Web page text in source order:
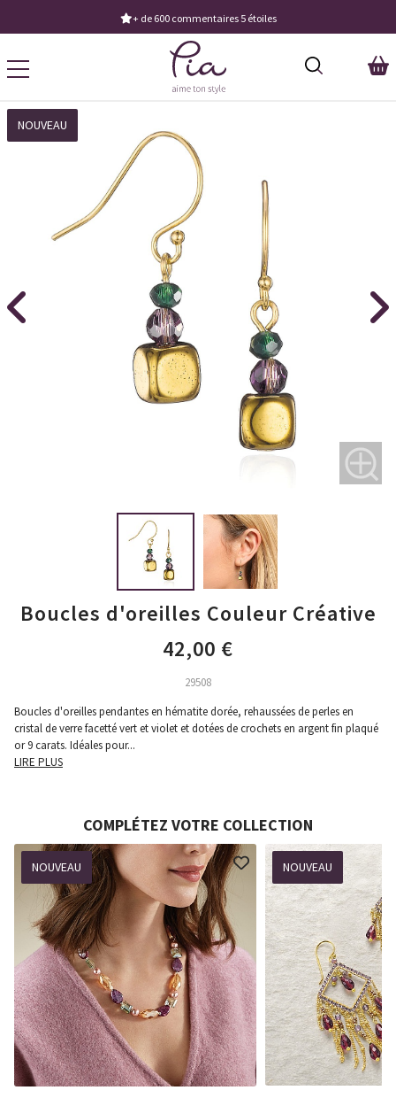
Demandez notre dernier catalogue
NOUVEAU
Boucles d'oreilles Couleur Créative
42,00 €
29508
Boucles d'oreilles pendantes en hématite dorée, rehaussées de perles en
cristal de verre facetté vert et violet et dotées de crochets en argent fin plaqué
or 9 carats. Idéales pour...
LIRE PLUS
COMPLÉTEZ VOTRE COLLECTION
NOUVEAU NOUVEAU